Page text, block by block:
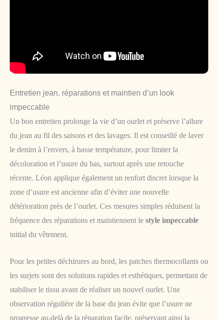
Entretien jean, réparations et maintien d’un look
impeccable
Un bon entretien prolonge la vie d’un ourlet et préserve l’allure
du jean au fil des saisons et des lavages. Il est conseillé de laver
le denim à l’envers, à basse température, pour limiter la
décoloration et l’usure du bas, surtout après une retouche
récente. Léon applique également un renfort discret lorsque la
zone d’usure est ancienne afin d’éviter une nouvelle
détérioration près de l’ourlet. Ces mesures simples réduisent la
fréquence des réparations et maintiennent le style impeccable
initial du vêtement.
Pour les petites déchirures au bord, les patches thermocollants ou
les surjets sont des solutions rapides et esthétiques, permettant de
stabiliser le tissu avant de réaliser un nouvel ourlet. Une
observation régulière de la base du jean évite que l’usure ne
progresse au-delà de la réparation facile, préservant ainsi la